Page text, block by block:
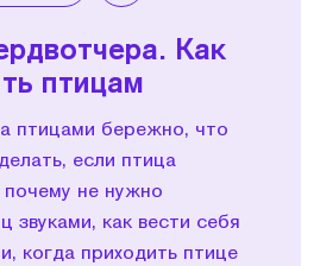
Как
птицам
птицами бережно, что
если птица
почему не нужно
звуками, как вести себя
когда приходить птице